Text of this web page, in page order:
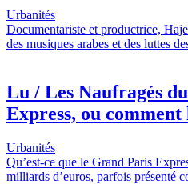
Urbanités
Documentariste et productrice,
des musiques arabes et des luttes
Lu / Les Naufragés
Express, ou comment
Urbanités
Qu’est-ce que le Grand Paris
milliards d’euros, parfois présenté